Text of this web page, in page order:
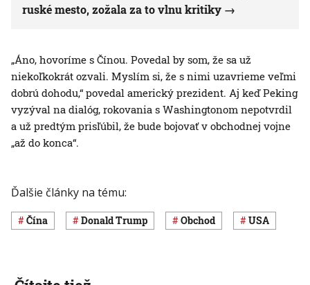
ruské mesto, zožala za to vlnu kritiky
„Áno, hovoríme s Čínou. Povedal by som, že sa už
niekoľkokrát ozvali. Myslím si, že s nimi uzavrieme veľmi
dobrú dohodu,“ povedal americký prezident. Aj keď Peking
vyzýval na dialóg, rokovania s Washingtonom nepotvrdil
a už predtým prisľúbil, že bude bojovať v obchodnej vojne
„až do konca“.
Ďalšie články na tému:
Čína Donald Trump obchod USA